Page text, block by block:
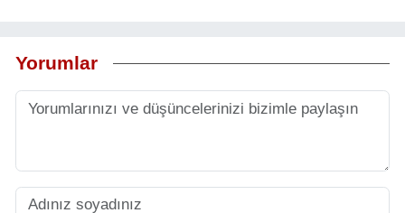
Yorumlar